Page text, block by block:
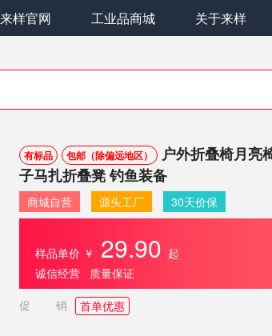
来样官网 工业品商城 关于来样
有标品 包邮（除偏远地区）
户外折叠椅月亮
子马扎折叠凳 钓鱼装备
商城自营 源头工厂 30天价保
样品单价 ￥ 29.90 起
诚信经营 质量保证
促销 首单优惠